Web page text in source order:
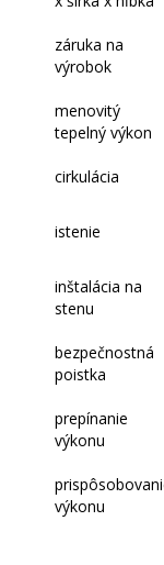
záruka na
výrobok
menovitý
tepelný výkon
cirkulácia
istenie
inštalácia na
stenu
bezpečnostná
poistka
prepínanie
výkonu
výkonu